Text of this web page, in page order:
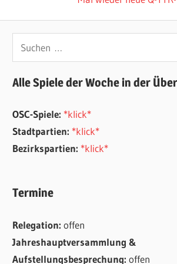
Alle Spiele der Woche in der
OSC-Spiele: *klick*
Stadtpartien: *klick*
Bezirkspartien: *klick*
Termine
Relegation:offen
Jahreshauptversammlung &
Aufstellungsbesprechung:offen